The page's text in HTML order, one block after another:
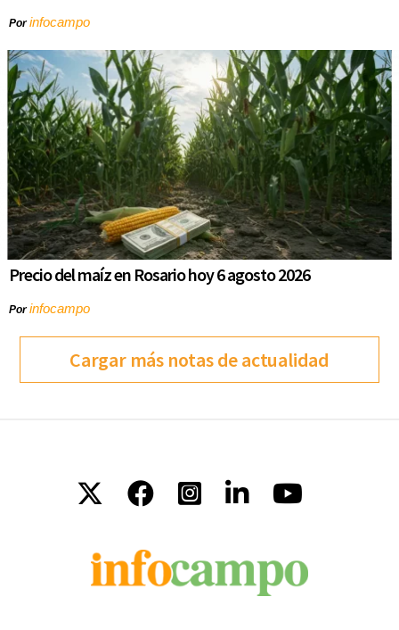
Porinfocampo
Precio del maíz en Rosario hoy 6 agosto 2026
Porinfocampo
Cargar más notas de actualidad